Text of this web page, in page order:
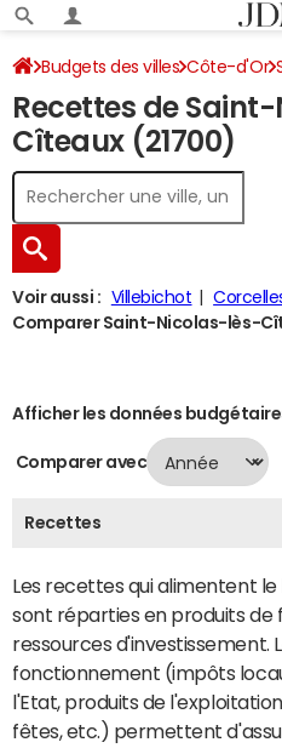
Budgets des villes Côte-d'Or
Recettes 2024
Recettes de
Cîteaux (21700)
Voir aussi : Villebichot
Comparer Saint-Nicolas-lès-
Afficher les données
Comparer avec
Recettes
Les recettes qui alimentent
sont réparties en produits
ressources d'investissement.
fonctionnement (impôts
l'Etat, produits de
fêtes, etc.) permettent